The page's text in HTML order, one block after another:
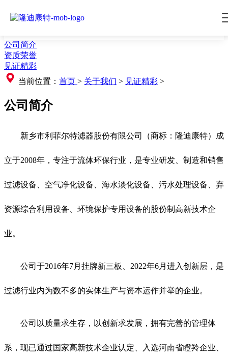
公司简介
资质荣誉
见证精彩
当前位置： 首页 > 关于我们 > 见证精彩 >
公司简介
新乡市利菲尔特滤器股份有限公司（商标：隆迪康特）成
立于2008年，专注于流体环保行业，是专业研发、制造和销售
过滤设备、空气净化设备、海水淡化设备、污水处理设备、弃
资源综合利用设备、环境保护专用设备的股份制高新技术企
业。
公司于2016年7月挂牌新三板、2022年6月进入创新层，是
过滤行业内为数不多的实体生产与资本运作并举的企业。
公司以质量求生存，以创新求发展，拥有完善的管理体
系，现已通过国家高新技术企业认定、入选河南省瞪羚企业、